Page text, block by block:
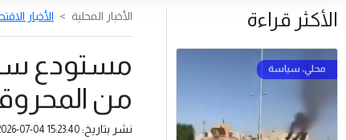
الأكثر قراءة الأخبار المحلية الأخبار
من
نشر بتاريخ: 07-04 15:23:40